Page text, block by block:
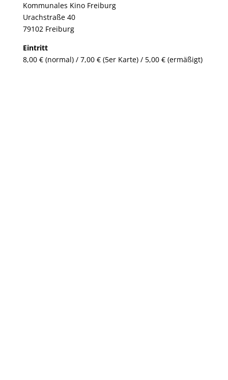
Kommunales Kino Freiburg
Urachstraße 40
79102 Freiburg
Eintritt
8,00 € (normal) / 7,00 € (5er Karte) / 5,00 € (ermäßigt)